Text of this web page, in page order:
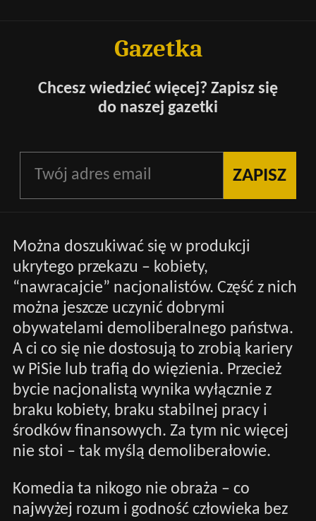
Gazetka
Chcesz wiedzieć więcej? Zapisz się
do naszej gazetki
Można doszukiwać się w produkcji
ukrytego przekazu – kobiety,
“nawracajcie” nacjonalistów. Część z nich
można jeszcze uczynić dobrymi
obywatelami demoliberalnego państwa.
A ci co się nie dostosują to zrobią kariery
w PiSie lub trafią do więzienia. Przecież
bycie nacjonalistą wynika wyłącznie z
braku kobiety, braku stabilnej pracy i
środków finansowych. Za tym nic więcej
nie stoi – tak myślą demoliberałowie.
Komedia ta nikogo nie obraża – co
najwyżej rozum i godność człowieka bez